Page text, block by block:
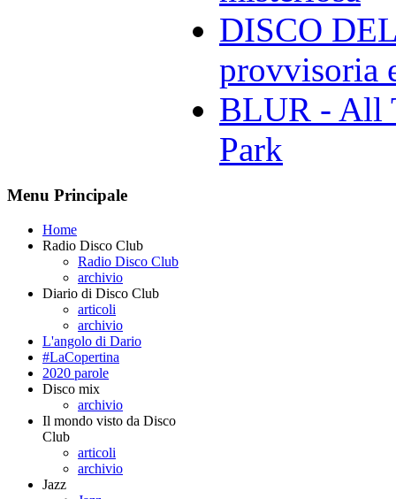
DISCO
provvisoria
BLUR - All
Park
Menu Principale
Home
Radio Disco Club
Radio Disco Club
archivio
Diario di Disco Club
articoli
archivio
L'angolo di Dario
#LaCopertina
2020 parole
Disco mix
archivio
Il mondo visto da Disco
Club
articoli
archivio
Jazz